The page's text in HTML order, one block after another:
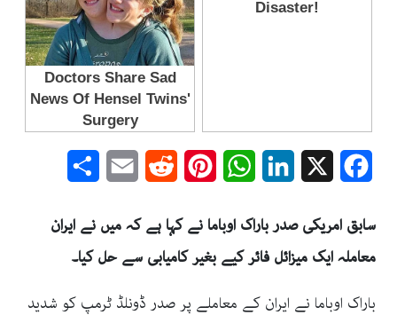
Facebook
LinkedIn
WhatsApp
Pinterest
Reddit
Email
سابق امریکی صدر باراک اوباما نے کہا ہے کہ میں نے ایران
معاملہ ایک میزائل فائر کیے بغیر کامیابی سے حل کیا۔
باراک اوباما نے ایران کے معاملے پر صدر ڈونلڈ ٹرمپ کو شدید